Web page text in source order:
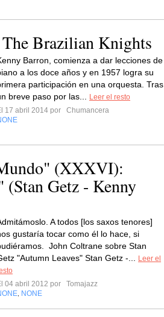
Brazilian Knights
Barron, comienza a dar lecciones de
a los doce años y en 1957 logra su
participación en una orquesta. Tras
breve paso por las...
Leer el resto
17 abril 2014 por
Chumancera
(XXXVI):
(Stan Getz - Kenny
A todos [los saxos tenores]
gustaría tocar como él lo hace, si
John Coltrane sobre Stan
"Autumn Leaves" Stan Getz -...
Leer el
04 abril 2012 por
Tomajazz
NONE